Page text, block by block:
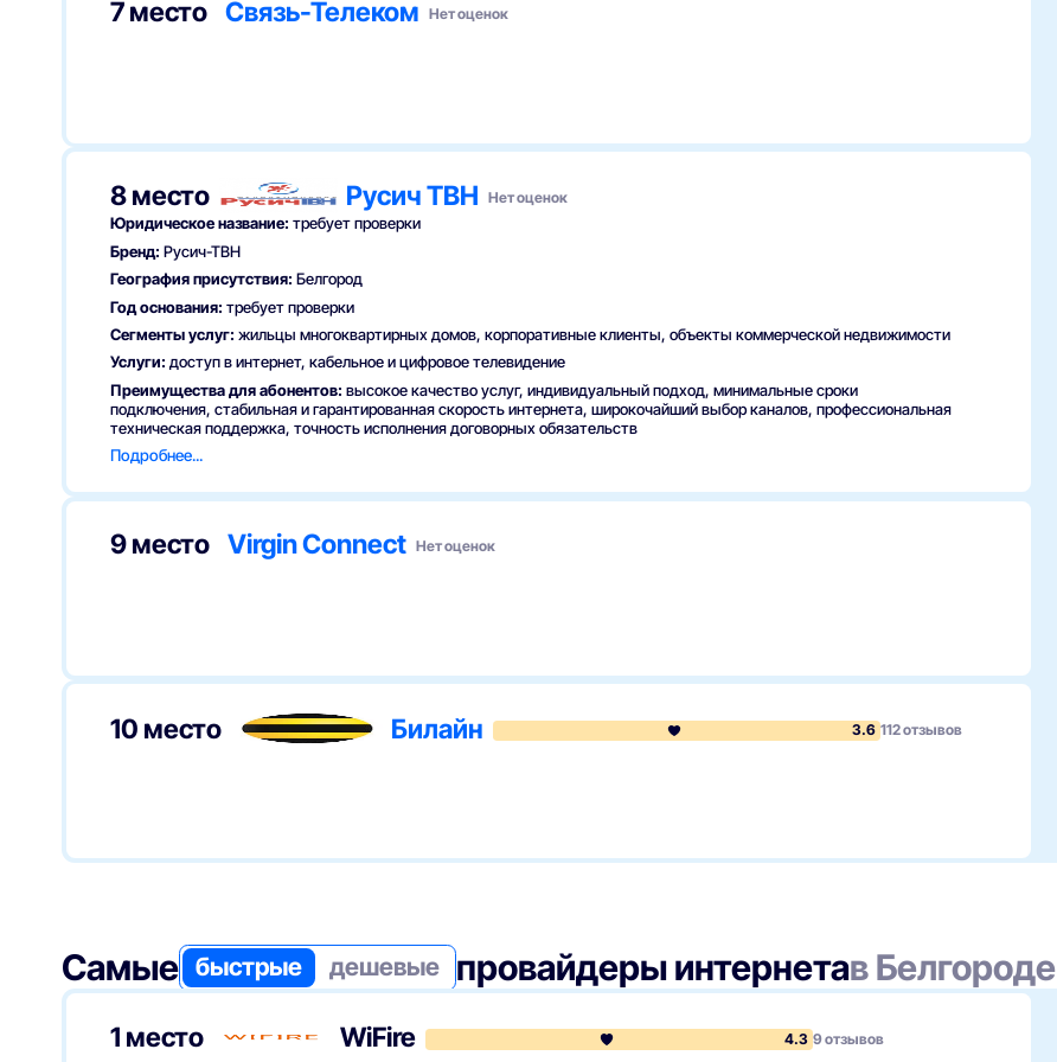
7 место Связь-Телеком Нет оценок
8 место Русич ТВН Нет оценок
Юридическое название: требует проверки
Бренд: Русич-ТВН
География присутствия: Белгород
Год основания: требует проверки
Сегменты услуг: жильцы многоквартирных домов, корпоративные клиенты, объекты коммерческой недвижимости
Услуги: доступ в интернет, кабельное и цифровое телевидение
Преимущества для абонентов: высокое качество услуг, индивидуальный подход, минимальные сроки
подключения, стабильная и гарантированная скорость интернета, широкочайший выбор каналов, профессиональная
техническая поддержка, точность исполнения договорных обязательств
Принципы работы:
О провайдере
Русич-ТВН позиционируется как региональный поставщик связи, ориентированный на жителей крупных жилых
комплексов и коммерческие объекты в Белгороде.
Как подключиться
Оформите заявку через наш сервис ИнтернетРФ
Выберите подходящий пакет услуг
— интернет и телевидение; доступны варианты конфигураций для разных типов пользователей и домов.Как
Подробнее...
9 место Virgin Connect Нет оценок
10 место Билайн 3.6 112 отзывов
Самые быстрые дешевые провайдеры интернетав Белгороде
1 место WiFire 4.3 9 отзывов